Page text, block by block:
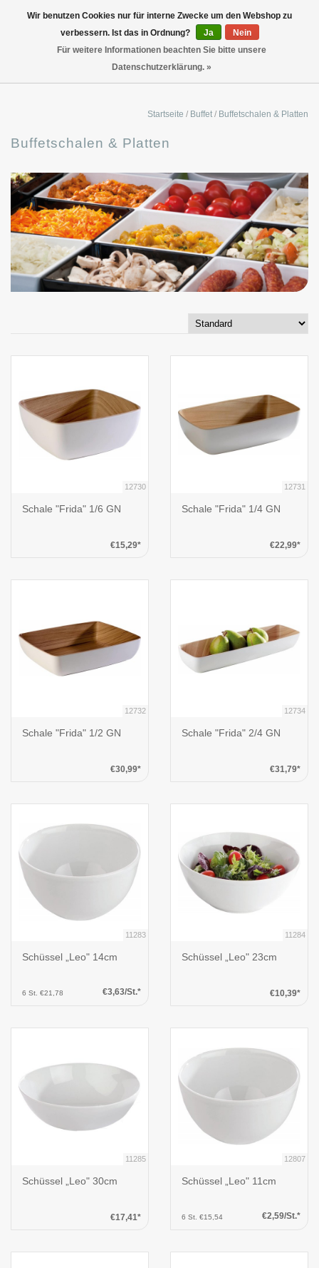
Startseite / Buffet / Buffetschalen & Platten
Buffetschalen & Platten
12730
Schale "Frida" 1/6 GN
€15,29*
12731
Schale "Frida" 1/4 GN
€22,99*
12732
Schale "Frida" 1/2 GN
€30,99*
12734
Schale "Frida" 2/4 GN
€31,79*
11283
Schüssel „Leo" 14cm
6 St. €21,78 €3,63/St.*
11284
Schüssel „Leo" 23cm
€10,39*
11285
Schüssel „Leo" 30cm
€17,41*
12807
Schüssel „Leo" 11cm
6 St. €15,54 €2,59/St.*
Wir benutzen Cookies nur für interne Zwecke um den Webshop zu
verbessern. Ist das in Ordnung?
Ja
Nein
Für weitere Informationen beachten Sie bitte unsere
Datenschutzerklärung. »